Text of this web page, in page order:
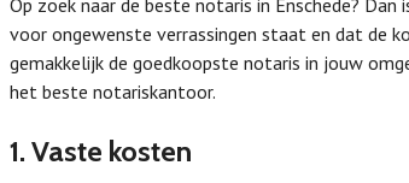
Op zoek naar de beste notaris in Enschede?
voor ongewenste verrassingen staat en dat de
gemakkelijk de goedkoopste notaris in jouw
het beste notariskantoor.
1. Vaste kosten